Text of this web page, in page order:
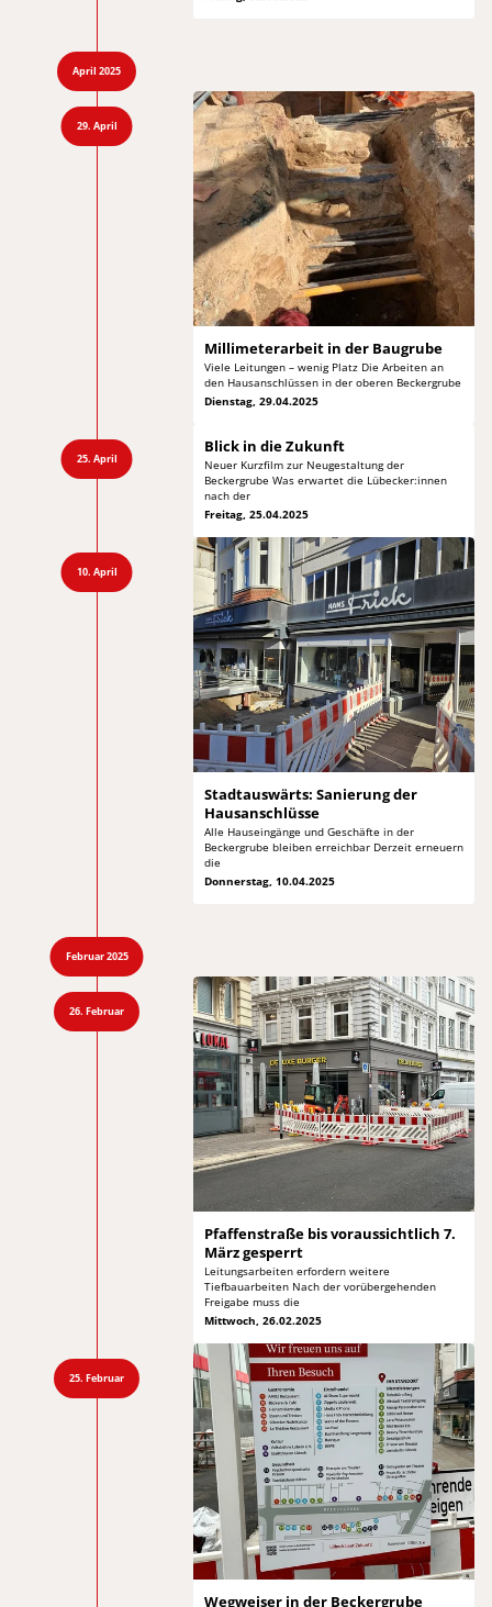
April 2025
29. April
Millimeterarbeit in der Baugrube
Viele Leitungen – wenig Platz Die Arbeiten an
den Hausanschlüssen in der oberen Beckergrube
Dienstag, 29.04.2025
25. April
Blick in die Zukunft
Neuer Kurzfilm zur Neugestaltung der
Beckergrube Was erwartet die Lübecker:innen
nach der
Freitag, 25.04.2025
10. April
Stadtauswärts: Sanierungder
Hausanschlüsse
Alle Hauseingänge und Geschäfte in der
Beckergrube bleiben erreichbar Derzeit erneuern
die
Donnerstag, 10.04.2025
Februar 2025
26. Februar
Pfaffenstraße bis voraussichtlich 7.
März gesperrt
Leitungsarbeiten erfordern weitere
Tiefbauarbeiten Nach der vorübergehenden
Freigabe muss die
Mittwoch, 26.02.2025
25. Februar
Wegweiser in der Beckergrube